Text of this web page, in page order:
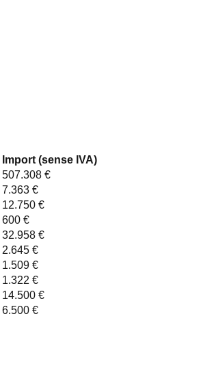
Import (sense IVA)
507.308 €
7.363 €
12.750 €
600 €
32.958 €
2.645 €
1.509 €
1.322 €
14.500 €
6.500 €